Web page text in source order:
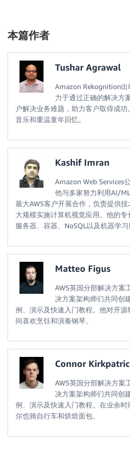
本篇作者
Tushar Agrawal
Amazon Rekognition
力于通过正确的解决方
户解决业务难题，助力客户取得成
音乐和重温童年回忆。
Kashif Imran
Amazon Web Services
他与多家努力利用AI/
最大AWS客户开展合作，负责提供
大规模实施计算机视觉应用。他的
服务器、容器、NoSQL以及机器学习
Matteo Figus
AWS英国分部解决方案
决方案架构师们共同创
例、演示及快速入门教程。他对开
间喜欢烹饪和演奏钢琴。
Connor
AWS英国分部解决方案
决方案架构师们共同创
例、演示及快速入门教程。在业余
尔也骑自行车和烘焙面包。